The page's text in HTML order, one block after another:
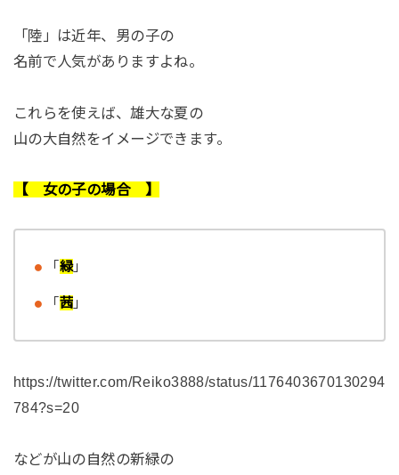
「陸」は近年、男の子の
名前で人気がありますよね。
これらを使えば、雄大な夏の
山の大自然をイメージできます。
【 女の子の場合 】
「 緑」
「 茜」
https://twitter.com/Reiko3888/status/1176403670130294
784?s=20
などが山の自然の新緑の